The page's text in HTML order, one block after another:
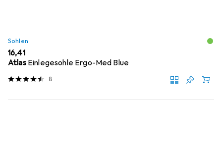
Sohlen
EUR
16,41
Atlas Einlegesohle Ergo-Med Blue
8